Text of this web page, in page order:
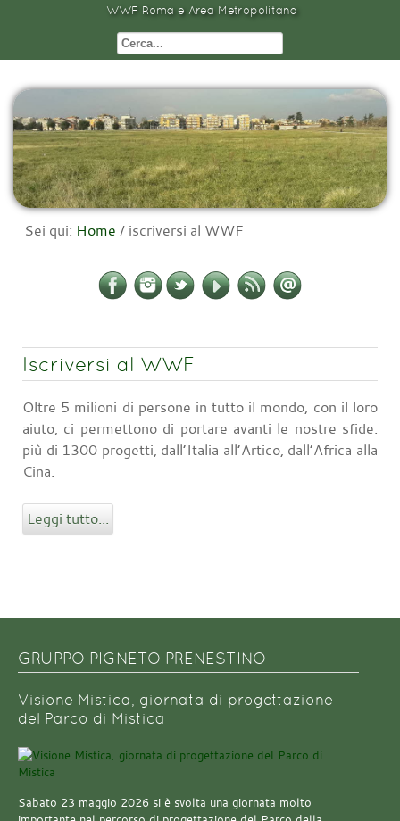
WWF Roma e Area Metropolitana
Sei qui: Home / iscriversi al WWF
Iscriversi al WWF
Oltre 5 milioni di persone in tutto il mondo, con il loro
aiuto, ci permettono di portare avanti le nostre sfide:
più di 1300 progetti, dall’Italia all’Artico, dall’Africa alla
Cina.
Leggi tutto...
GRUPPO PIGNETO PRENESTINO
Visione Mistica, giornata di progettazione
del Parco di Mistica
Sabato 23 maggio 2026 si è svolta una giornata molto